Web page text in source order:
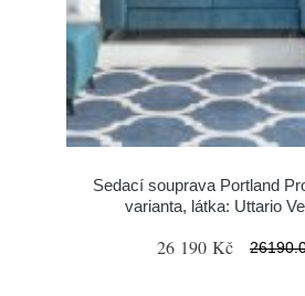
Sedací souprava Portland
varianta, látka: Uttario
26 190 Kč